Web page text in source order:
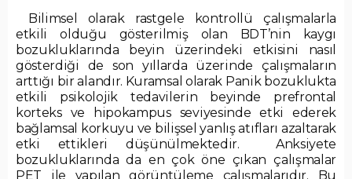
Bilimsel olarak rastgele kontrollü çalışmalarla
etkili olduğu gösterilmiş olan BDT’nin kaygı
bozukluklarında beyin üzerindeki etkisini nasıl
gösterdiği de son yıllarda üzerinde çalışmaların
arttığı bir alandır. Kuramsal olarak Panik bozuklukta
etkili psikolojik tedavilerin beyinde prefrontal
korteks ve hipokampus seviyesinde etki ederek
bağlamsal korkuyu ve bilişsel yanlış atıfları azaltarak
etki ettikleri düşünülmektedir. Anksiyete
bozukluklarında da en çok öne çıkan çalışmalar
PET ile yapılan görüntüleme çalışmalarıdır. Bu